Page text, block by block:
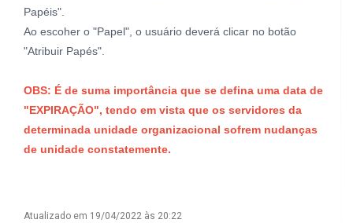
Papéis".
Ao escoher o "Papel", o usuário deverá clicar no botão
"Atribuir Papés".
OBS: É de suma importância que se defina uma data de
"EXPIRAÇÃO", tendo em vista que os servidores da
determinada unidade organizacional sofrem nudanças
de unidade constatemente.
Atualizado em 19/04/2022 às 20:22